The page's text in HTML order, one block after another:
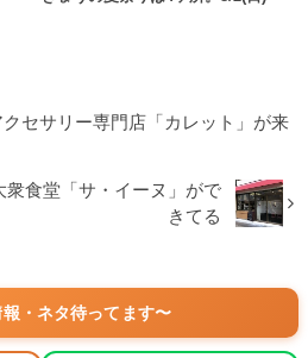
セサリー専門店「カレット」が来
食堂「サ・イーヌ」がで
きてる
・ネタ待ってます〜